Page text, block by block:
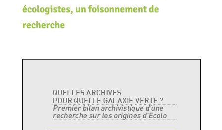
écologistes, un foisonnement de
recherche